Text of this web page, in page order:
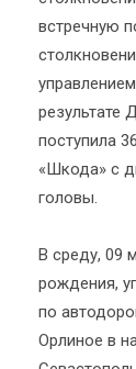
встречную
результате
поступила
«Шкода» с
головы.
В среду, 09
рождения,
по
Орлиное в